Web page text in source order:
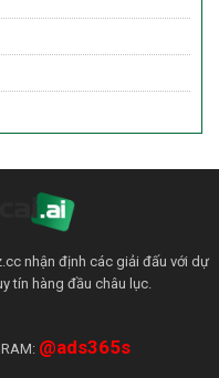
nhận định các giải đấu với dự
tín hàng đầu châu lục.
@ads365s